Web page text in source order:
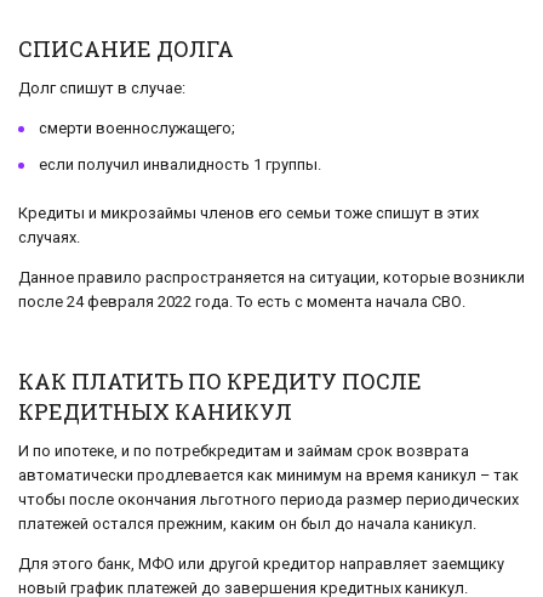
СПИСАНИЕ ДОЛГА
Долг спишут в случае:
смерти военнослужащего;
если получил инвалидность 1 группы.
Кредиты и микрозаймы членов его семьи тоже спишут в этих
случаях.
Данное правило распространяется на ситуации, которые возникли
после 24 февраля 2022 года. То есть с момента начала СВО.
КАК ПЛАТИТЬ ПО КРЕДИТУ ПОСЛЕ
КРЕДИТНЫХ КАНИКУЛ
И по ипотеке, и по потребкредитам и займам срок возврата
автоматически продлевается как минимум на время каникул – так
чтобы после окончания льготного периода размер периодических
платежей остался прежним, каким он был до начала каникул.
Для этого банк, МФО или другой кредитор направляет заемщику
новый график платежей до завершения кредитных каникул.